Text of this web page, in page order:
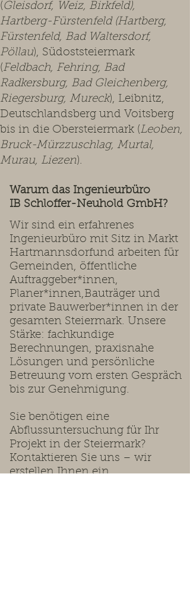
(Gleisdorf, Weiz, Birkfeld),
Hartberg-Fürstenfeld (Hartberg,
Fürstenfeld, Bad Waltersdorf,
Pöllau), Südoststeiermark
(Feldbach, Fehring, Bad
Radkersburg, Bad Gleichenberg,
Riegersburg, Mureck), Leibnitz,
Deutschlandsberg und Voitsberg
bis in die Obersteiermark (Leoben,
Bruck-Mürzzuschlag, Murtal,
Murau, Liezen).
Warum das Ingenieurbüro
IB Schloffer-Neuhold GmbH?
Wir sind ein erfahrenes
Ingenieurbüro mit Sitz in Markt
Hartmannsdorfund arbeiten für
Gemeinden, öffentliche
Auftraggeber*innen,
Planer*innen,Bauträger und
private Bauwerber*innen in der
gesamten Steiermark. Unsere
Stärke: fachkundige
Berechnungen, praxisnahe
Lösungen und persönliche
Betreuung vom ersten Gespräch
bis zur Genehmigung.
Sie benötigen eine
Abflussuntersuchung für Ihr
Projekt in der Steiermark?
Kontaktieren Sie uns – wir
erstellen Ihnen ein